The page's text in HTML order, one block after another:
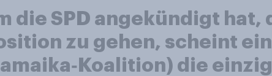
die SPD angekündigt
zu gehen, scheint
die